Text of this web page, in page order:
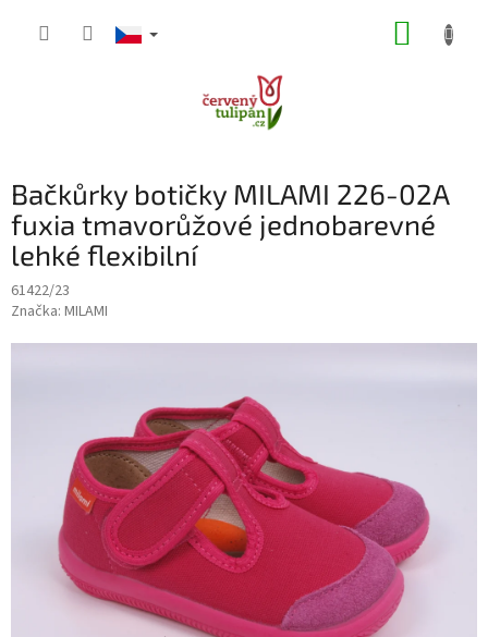
Bačkůrky botičky MILAMI 226-02A
fuxia tmavorůžové jednobarevné
lehké flexibilní
61422/23
Značka: MILAMI